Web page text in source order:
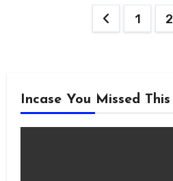
1 2
Incase You Missed This